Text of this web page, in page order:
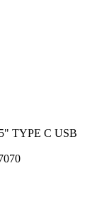
TYPE C USB